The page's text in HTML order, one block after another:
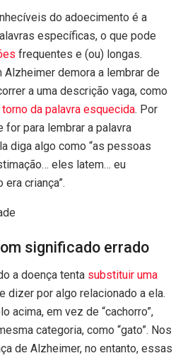
do adoecimento é a
específicas, o que pode
frequentes e (ou) longas.
Alzheimer demora a lembrar de
a uma descrição vaga, como
da palavra esquecida. Por
para lembrar a palavra
diga algo como “as pessoas
eles latem… eu
criança”.
significado errado
a doença tenta substituir uma
dizer por algo relacionado a ela.
acima, em vez de “cachorro”,
categoria, como “gato”. Nos
de Alzheimer, no entanto, essas